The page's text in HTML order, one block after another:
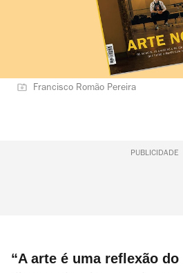
Francisco Romão Pereira
PUBLICIDADE
“A arte é uma reflexão